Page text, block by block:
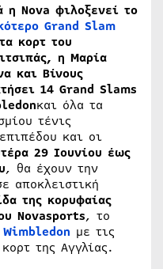
η Nova φιλοξενεί τo
Grand Slam
κορτ του
η Μαρία
και Βίνους
14 Grand Slams
nκαι όλα τα
τένις
και οι
29 Ιουνίου έως
, θα έχουν την
αποκλειστική
της κορυφαίας
Novasports, το
Wimbledon με τις
της Αγγλίας.